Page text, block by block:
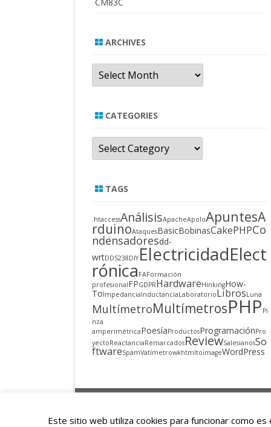
ARCHIVES
Archives
CATEGORIES
Categories
TAGS
.htaccessAnálisisApacheApoloApuntesA
rduinoAtaquesBasicBobinasCakePHPCo
ndensadoresdd-
wrtDDS238DIYElectricidadElect
rónica FAFormación
profesionalFPGDPRHardwareHinkingHow-
ToImpedanciaInductanciaLaboratorioLibrosLuna
MultímetroMultímetrosPHP Pi
nza
amperimétricaPoesíaProductosProgramaciónPro
yectoReactanciaRemarcadosReviewSalesianosSo
ftwareSpamVatímetrowkhtmltoimageWordPress
Este sitio web utiliza cookies para funcionar como es